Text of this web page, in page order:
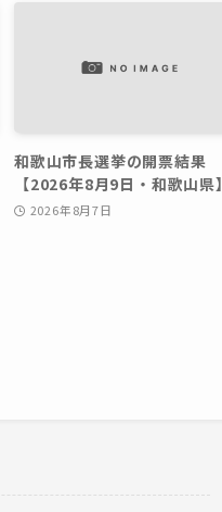
和歌山市長選挙の開票結果
【2026年8月9日・和歌山県】
2026年8月7日